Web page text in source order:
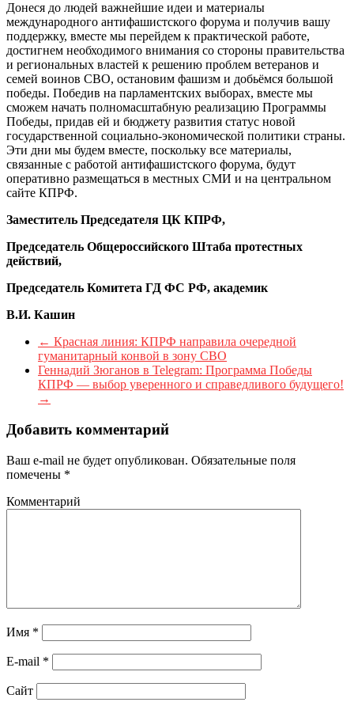
Донеся до людей важнейшие идеи и материалы
международного антифашистского форума и получив вашу
поддержку, вместе мы перейдем к практической работе,
достигнем необходимого внимания со стороны правительства
и региональных властей к решению проблем ветеранов и
семей воинов СВО, остановим фашизм и добьёмся большой
победы. Победив на парламентских выборах, вместе мы
сможем начать полномасштабную реализацию Программы
Победы, придав ей и бюджету развития статус новой
государственной социально-экономической политики страны.
Эти дни мы будем вместе, поскольку все материалы,
связанные с работой антифашистского форума, будут
оперативно размещаться в местных СМИ и на центральном
сайте КПРФ.
Заместитель Председателя ЦК КПРФ,
Председатель Общероссийского Штаба протестных
действий,
Председатель Комитета ГД ФС РФ, академик
В.И. Кашин
← Красная линия: КПРФ направила очередной
гуманитарный конвой в зону СВО
Геннадий Зюганов в Telegram: Программа Победы
КПРФ — выбор уверенного и справедливого будущего!
→
Добавить комментарий
Ваш e-mail не будет опубликован. Обязательные поля
помечены *
Комментарий
Имя *
E-mail *
Сайт